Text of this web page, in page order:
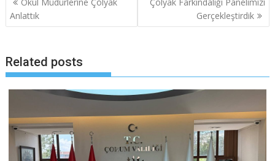
dolaşımı
Anlattık
Gerçekleştirdik
Related posts